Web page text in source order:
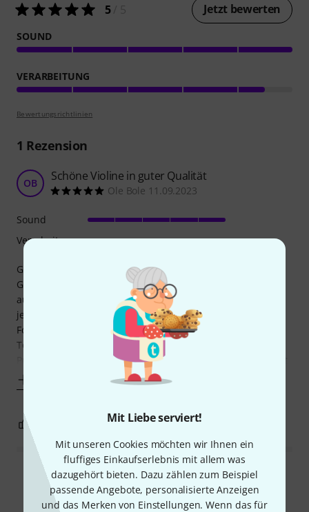
Mit Liebe serviert!
Mit unseren Cookies möchten wir Ihnen ein
fluffiges Einkaufserlebnis mit allem was
dazugehört bieten. Dazu zählen zum Beispiel
passende Angebote, personalisierte Anzeigen
und das Merken von Einstellungen. Wenn das für
5/ 5 Jetzt bewerten
SOUND
VERARBEITUNG
Bewertungsrichtlinien
1 Rezension
OB Schöne Violine in guter Qualität
Ole Bole 11.09.2023
Gekauft für unsere Tochter die inzwischen seit 7 Jahren
Geige spielt. Wir hatten immer Violinen von Gewa da sie
auch von Musikschulen genutzt werden. Bisher Allegro,
jetzt die bessere Ideale. Die Violine ist für Anfänger und
Fortgeschrittene geeignet.
Toller Klang und gute Qualität, das sind die wichtigen
Punkte für uns. Bei Thomann haben wir für das Instrument
Sound
Verarbeitung
BEWERTUNG MELDEN
Alle Bewertungen lesen